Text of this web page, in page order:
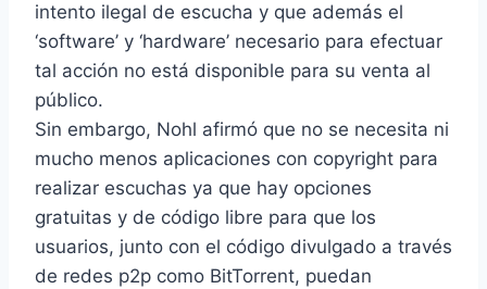
intento ilegal de escucha y que además el
‘software’ y ‘hardware’ necesario para efectuar
tal acción no está disponible para su venta al
público.
Sin embargo, Nohl afirmó que no se necesita ni
mucho menos aplicaciones con copyright para
realizar escuchas ya que hay opciones
gratuitas y de código libre para que los
usuarios, junto con el código divulgado a través
de redes p2p como BitTorrent, puedan